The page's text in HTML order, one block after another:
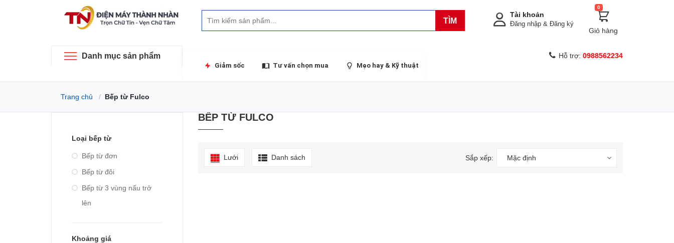
TÌM
0
Giỏ hàng
Tài khoản
Đăng nhập & Đăng ký
Danh mục sản phẩm
Giảm sốc Tư vấn chọn mua Mẹo hay & Kỹ thuật
Hỗ trợ: 0988562234
Trang chủ Bếp từ Fulco
Loại bếp từ
Bếp từ đơn
Bếp từ đôi
Bếp từ 3 vùng nấu trở
lên
Khoảng giá
BẾP TỪ FULCO
Lưới Danh sách Sắp xếp: Mặc định